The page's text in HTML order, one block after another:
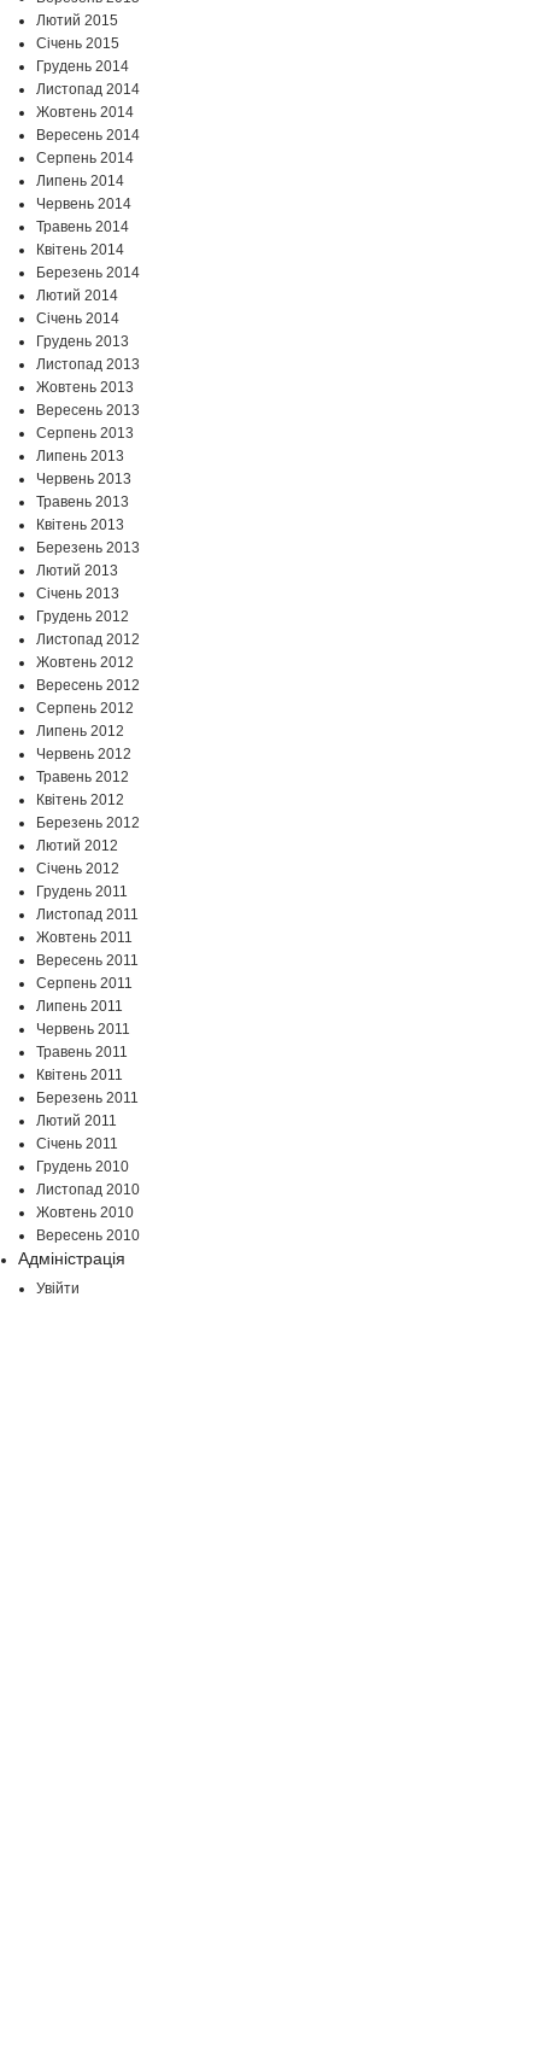
Лютий 2015
Січень 2015
Грудень 2014
Листопад 2014
Жовтень 2014
Вересень 2014
Серпень 2014
Липень 2014
Червень 2014
Травень 2014
Квітень 2014
Березень 2014
Лютий 2014
Січень 2014
Грудень 2013
Листопад 2013
Жовтень 2013
Вересень 2013
Серпень 2013
Липень 2013
Червень 2013
Травень 2013
Квітень 2013
Березень 2013
Лютий 2013
Січень 2013
Грудень 2012
Листопад 2012
Жовтень 2012
Вересень 2012
Серпень 2012
Липень 2012
Червень 2012
Травень 2012
Квітень 2012
Березень 2012
Лютий 2012
Січень 2012
Грудень 2011
Листопад 2011
Жовтень 2011
Вересень 2011
Серпень 2011
Липень 2011
Червень 2011
Травень 2011
Квітень 2011
Березень 2011
Лютий 2011
Січень 2011
Грудень 2010
Листопад 2010
Жовтень 2010
Вересень 2010
Адміністрація
Увійти